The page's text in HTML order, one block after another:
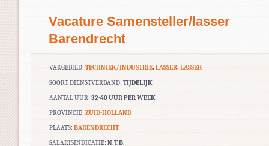
Vacature Samensteller/lasser
Barendrecht
VAKGEBIED: TECHNIEK/INDUSTRIE, LASSER, LASSER
SOORT DIENSTVERBAND: TIJDELIJK
AANTAL UUR: 32-40 UUR PER WEEK
PROVINCIE: ZUID-HOLLAND
PLAATS: BARENDRECHT
SALARISINDICATIE: N.T.B.